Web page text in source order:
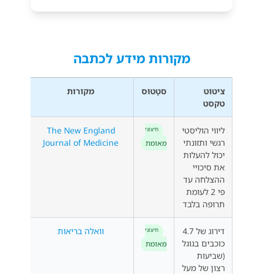
מקורות מידע לכתבה
ציטוט
טקסט
סטָטוּס מקורות
ליווי הוליסטי
רגשי ותזונתי
יכול להעלות
את סיכויי
ההצלחה עד
פי 2 לעומת
תרופה בלבד
חִיצוֹנִי
מאומת
The New England
Journal of Medicine
דירוג של 4.7
כוכבים בגוגל
(שביעות
רצון של מעל
חִיצוֹנִי
מאומת
וואלה בריאות